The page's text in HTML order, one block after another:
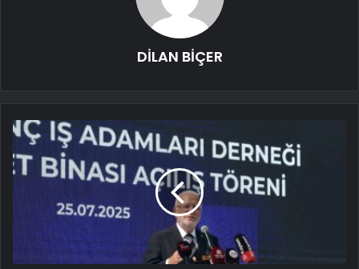
DİLAN BİÇER